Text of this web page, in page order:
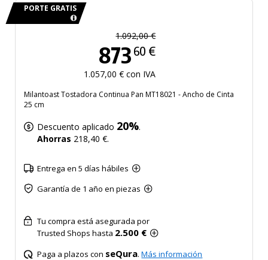
PORTE GRATIS
1.092,00 €
873 60 €
1.057,00 € con IVA
Milantoast Tostadora Continua Pan MT18021 - Ancho de Cinta
25 cm
Descuento aplicado 20%.
Ahorras 218,40 €.
Entrega en 5 días hábiles
Garantía de 1 año en piezas
Tu compra está asegurada por
Trusted Shops hasta 2.500 €
Paga a plazos con seQura.Más información